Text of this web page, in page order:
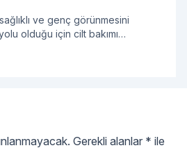
ve genç görünmesini
olduğu için cilt bakımı
kimyasal içeriklerle dolu olabilir
için en doğal yöntemler
Gerekli alanlar * ile